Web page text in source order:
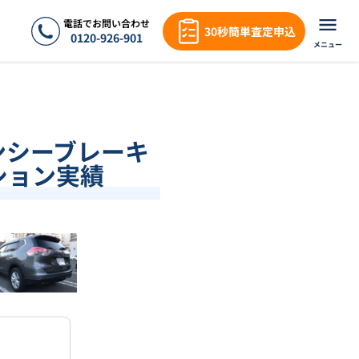
電話でお問い合わせ
0120-926-901 30秒簡単査定申込
メニュー
ーブレーキ
ン実績
1/18